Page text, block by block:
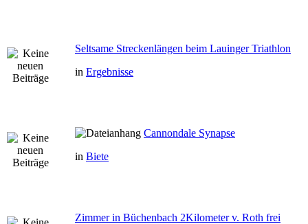
Seltsame Streckenlängen beim Lauinger Triathlon
in Ergebnisse
Cannondale Synapse
in Biete
Zimmer in Büchenbach 2Kilometer v. Roth frei